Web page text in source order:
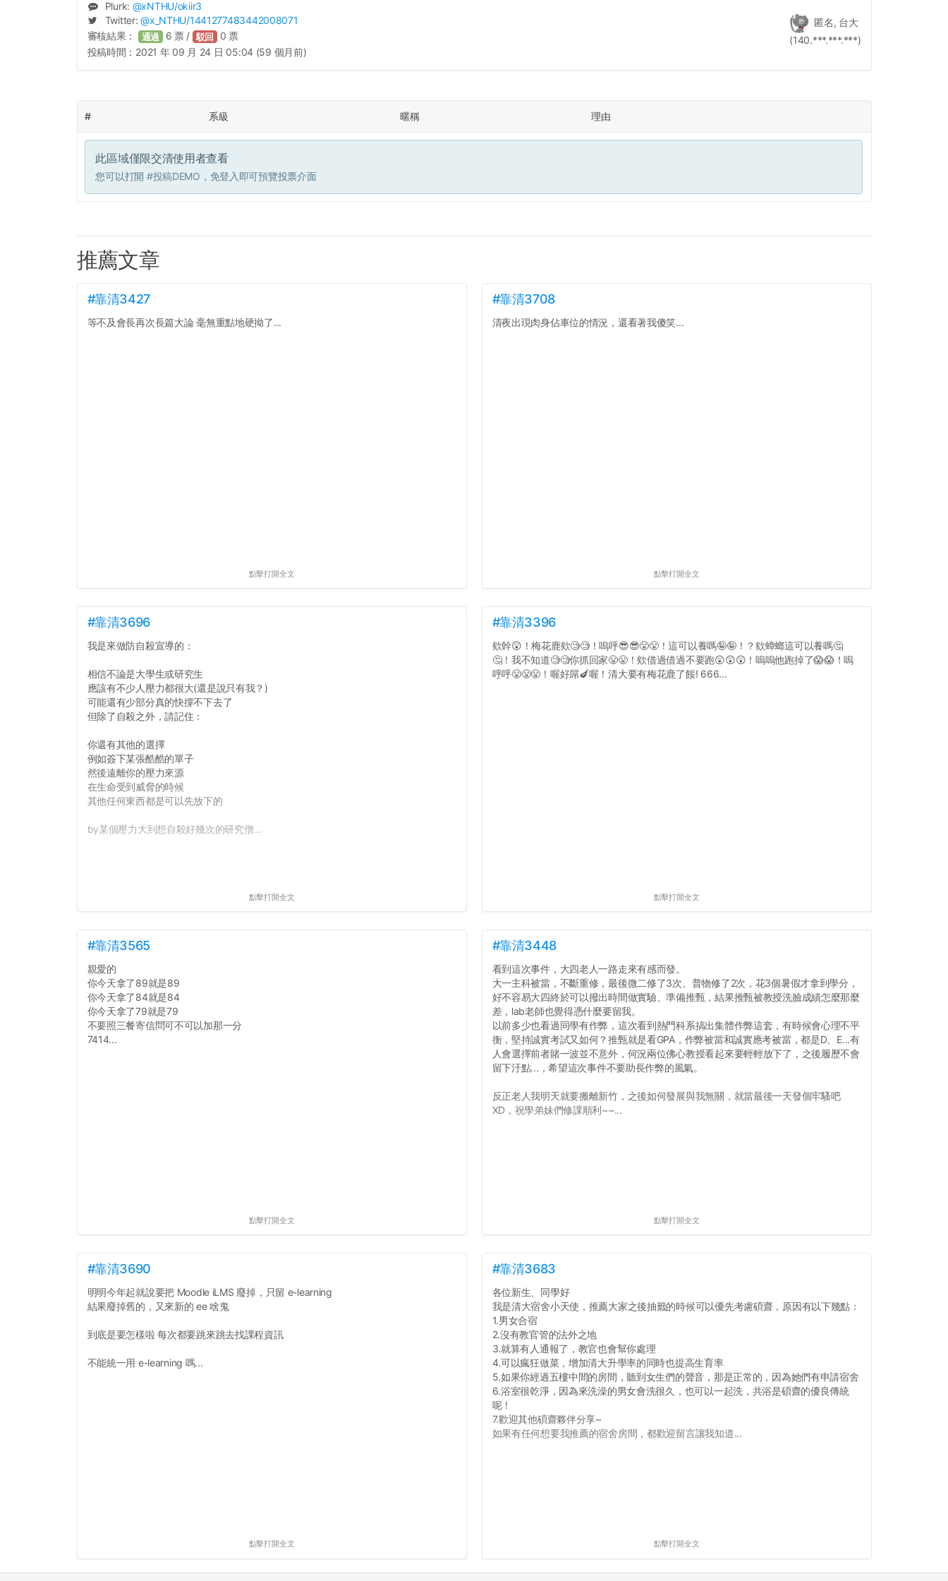
Plurk: @xNTHU/okiir3
Twitter:@x_NTHU/1441277483442008071
匿名, 台大
(140.***.***.***)
審核結果： 通過 6 票 / 駁回 0 票
投稿時間： 2021 年 09 月 24 日 05:04 (59 個月前)
# 系級 暱稱 理由
此區域僅限交清使用者查看
您可以打開 #投稿DEMO ，免登入即可預覽投票介面
推薦文章
#靠清3427
等不及會長再次長篇大論 毫無重點地硬拗了...
點擊打開全文
#靠清3708
清夜出現肉身佔車位的情況，還看著我傻笑...
點擊打開全文
#靠清3696
我是來做防自殺宣導的：
相信不論是大學生或研究生
應該有不少人壓力都很大(還是說只有我？)
可能還有少部分真的快撐不下去了
但除了自殺之外，請記住：
你還有其他的選擇
例如簽下某張酷酷的單子
然後遠離你的壓力來源
在生命受到威脅的時候
其他任何東西都是可以先放下的
by某個壓力大到想自殺好幾次的研究僧...
點擊打開全文
#靠清3396
欸幹😲！梅花鹿欸🧐🧐！嗚呼😎😎😤😤！這可以養嗎🤪🤪！？欸蟑螂這可以養嗎🤔
🤔！我不知道🧐🧐你抓回家😤😤！欸借過借過不要跑😲😲😲！嗚嗚他跑掉了😱😱！嗚
呼呼😤😤😤！喔好屌🍆喔！清大要有梅花鹿了餒! 666...
點擊打開全文
#靠清3565
親愛的
你今天拿了89就是89
你今天拿了84就是84
你今天拿了79就是79
不要照三餐寄信問可不可以加那一分
7414...
點擊打開全文
#靠清3448
看到這次事件，大四老人一路走來有感而發。
大一主科被當，不斷重修，最後微二修了3次、普物修了2次，花3個暑假才拿到學分，
好不容易大四終於可以撥出時間做實驗、準備推甄，結果推甄被教授洗臉成績怎麼那麼
差，lab老師也覺得憑什麼要留我。
以前多少也看過同學有作弊，這次看到熱門科系搞出集體作弊這套，有時候會心理不平
衡，堅持誠實考試又如何？推甄就是看GPA，作弊被當和誠實應考被當，都是D、E...有
人會選擇前者賭一波並不意外，何況兩位佛心教授看起來要輕輕放下了，之後履歷不會
留下汙點...，希望這次事件不要助長作弊的風氣。
反正老人我明天就要搬離新竹，之後如何發展與我無關，就當最後一天發個牢騷吧
XD，祝學弟妹們修課順利~~...
點擊打開全文
#靠清3690
明明今年起就說要把 Moodle iLMS 廢掉，只留 e-learning
結果廢掉舊的，又來新的 ee 啥鬼
到底是要怎樣啦 每次都要跳來跳去找課程資訊
不能統一用 e-learning 嗎...
點擊打開全文
#靠清3683
各位新生、同學好
我是清大宿舍小天使，推薦大家之後抽籤的時候可以優先考慮碩齋，原因有以下幾點：
1.男女合宿
2.沒有教官管的法外之地
3.就算有人通報了，教官也會幫你處理
4.可以瘋狂做菜，增加清大升學率的同時也提高生育率
5.如果你經過五樓中間的房間，聽到女生們的聲音，那是正常的，因為她們有申請宿舍
6.浴室很乾淨，因為來洗澡的男女會洗很久，也可以一起洗，共浴是碩齋的優良傳統
呢！
7.歡迎其他碩齋夥伴分享~
如果有任何想要我推薦的宿舍房間，都歡迎留言讓我知道...
點擊打開全文